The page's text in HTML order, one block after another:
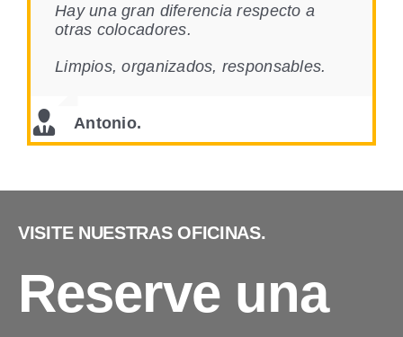
Hay una gran diferencia respecto a
otras colocadores.
Limpios, organizados, responsables.
Antonio.
VISITE NUESTRAS OFICINAS.
Reserve una